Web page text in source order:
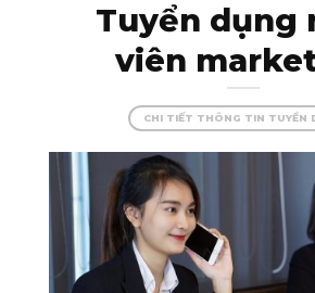
Tuyển dụng
viên
online – thỏa
sáng tạo
nBrand!
CHI TIẾT THÔNG TIN TUYỂN